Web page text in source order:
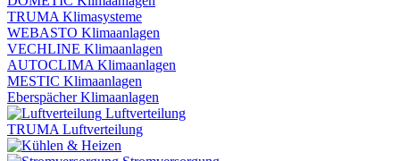
TRUMA Klimasysteme
WEBASTO Klimaanlagen
VECHLINE Klimaanlagen
AUTOCLIMA Klimaanlagen
MESTIC Klimaanlagen
Eberspächer Klimaanlagen
Luftverteilung
TRUMA Luftverteilung